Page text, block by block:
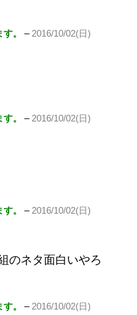
。 –2016/10/02(日)
。 –2016/10/02(日)
。 –2016/10/02(日)
のネタ面白いやろ
。 –2016/10/02(日)